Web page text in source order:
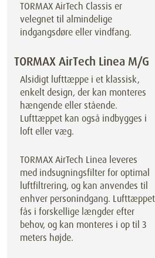
TORMAX AirTech Classis er
velegnet til almindelige
indgangsdøre eller vindfang.
TORMAX AirTech Linea M/G
Alsidigt lufttæppe i et klassisk,
enkelt design, der kan monteres
hængende eller stående.
Lufttæppet kan også indbygges i
loft eller væg.
TORMAX AirTech Linea leveres
med indsugningsfilter for optimal
luftfiltrering, og kan anvendes til
enhver personindgang. Lufttæppet
fås i forskellige længder efter
behov, og kan monteres i op til 3
meters højde.